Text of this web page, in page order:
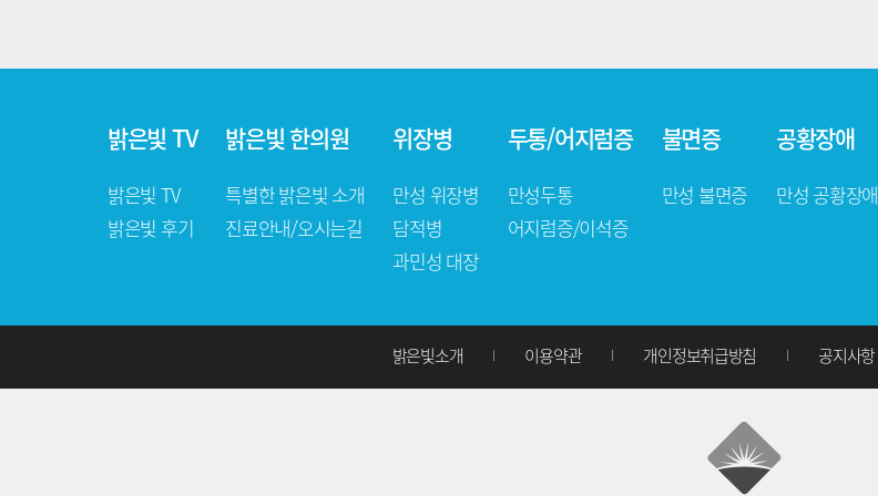
8호선 송파역 1번 출구에서 가락고등학교 방면으로 걸어서 10분, 한양 2차 아파트 후문 앞 밝은빛 한의원
평 일 AM 09:30 ~ PM 20:00
토 요 일 AM10:00 ~ PM16:00
밝은빛 TV
밝은빛 TV
밝은빛 후기
밝은빛 한의원
특별한 밝은빛 소개
진료안내/오시는길
위장병
만성 위장병
담적병
과민성 대장
두통/어지럼증
만성두통
어지럼증/이석증
불면증
만성 불면증
공황장애
만성 공황장애
밝은빛소개 이용약관 개인정보취급방침 공지사항